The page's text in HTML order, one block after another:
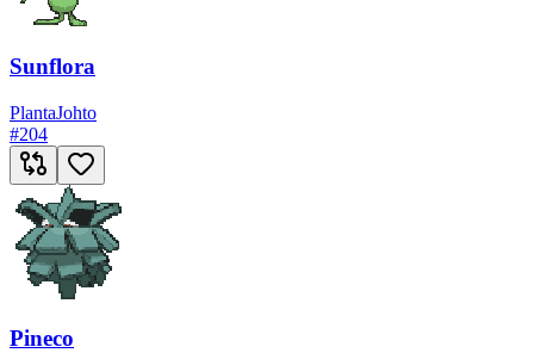
Sunflora
PlantaJohto
#204
Pineco